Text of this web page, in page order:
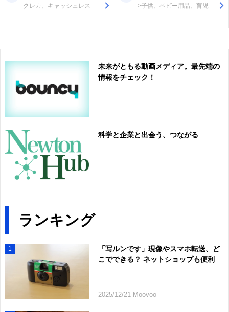
クレカ、キャッシュレス >子供、ベビー用品、育児
未来がともる動画メディア。最先端の
情報をチェック！
科学と企業と出会う、つながる
ランキング
1
「写ルンです」現像やスマホ転送、ど
こでできる？ ネットショップも便利
2025/12/21 Moovoo